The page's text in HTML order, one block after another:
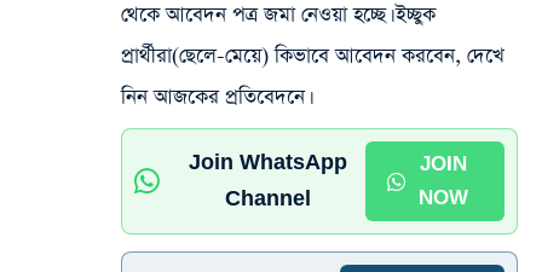
থেকে আবেদন পত্র জমা নেওয়া হচ্ছে। ইচ্ছুক
প্রার্থীরা(ছেলে-মেয়ে) কিভাবে আবেদন করবেন, দেখে
নিন আজকের প্রতিবেদনে।
Join WhatsApp
Channel
JOIN
NOW